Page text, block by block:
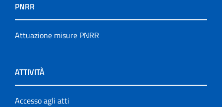
PNRR
Attuazione misure PNRR
ATTIVITÀ
Accesso agli atti